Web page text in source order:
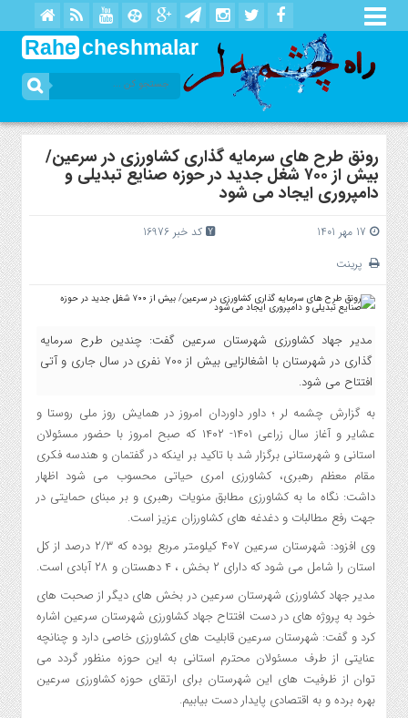
Rahe cheshmalar
رونق طرح های سرمایه گذاری کشاورزی در سرعین/
بیش از ۷۰۰ شغل جدید در حوزه صنایع تبدیلی و
دامپروری ایجاد می شود
17 مهر 1401
کد خبر 16976
پرینت
مدیر جهاد کشاورزی شهرستان سرعین گفت: چندین طرح سرمایه
گذاری در شهرستان با اشغالزایی بیش از 700 نفری در سال جاری و آتی
افتتاح می شود.
به گزارش چشمه لر ؛ داور داوردان امروز در همایش روز ملی روستا و
عشایر و آغاز سال زراعی ۱۴۰۱- ۱۴۰۲ که صبح امروز با حضور مسئولان
استانی و شهرستانی برگزار شد با تاکید بر اینکه در گفتمان و هندسه فکری
مقام معظم رهبری، کشاورزی امری حیاتی محسوب می شود اظهار
داشت: نگاه ما به کشاورزی مطابق منویات رهبری و بر مبنای حمایتی در
جهت رفع مطالبات و دغدغه های کشاورزان عزیز است.
وی افزود: شهرستان سرعین ۴۰۷ کیلومتر مربع بوده که ۲/۳ درصد از کل
استان را شامل می شود که دارای ۲ بخش ، ۴ دهستان و ۲۸ آبادی است.
مدیر جهاد کشاورزی شهرستان سرعین در بخش های دیگر از صحبت های
خود به پروژه های در دست افتتاح جهاد کشاورزی شهرستان سرعین اشاره
کرد و گفت: شهرستان سرعین قابلیت های کشاورزی خاصی دارد و چنانچه
عنایتی از طرف مسئولان محترم استانی به این حوزه منظور گردد می
توان از ظرفیت های این شهرستان برای ارتقای حوزه کشاورزی سرعین
بهره برده و به اقتصادی پایدار دست بیابیم.